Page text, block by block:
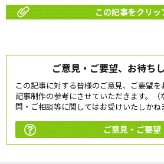
この記事をクリッ
ご意見・ご要望、お待ち
この記事に対する皆様のご意見、ご要望
記事制作の参考にさせていただきます。
問・ご相談等に関してはお受けいたしかね
ご意見・ご要望